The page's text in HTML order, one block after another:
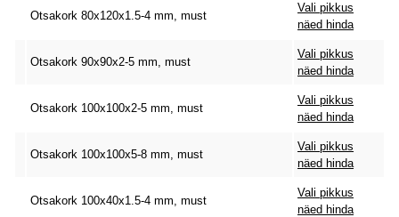
Otsakork 80x120x1.5-4 mm, must
Vali pikkus
näed hinda
Otsakork 90x90x2-5 mm, must
Vali pikkus
näed hinda
Otsakork 100x100x2-5 mm, must
Vali pikkus
näed hinda
Otsakork 100x100x5-8 mm, must
Vali pikkus
näed hinda
Otsakork 100x40x1.5-4 mm, must
Vali pikkus
näed hinda